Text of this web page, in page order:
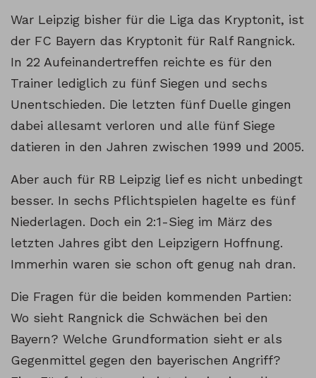
War Leipzig bisher für die Liga das Kryptonit, ist
der FC Bayern das Kryptonit für Ralf Rangnick.
In 22 Aufeinandertreffen reichte es für den
Trainer lediglich zu fünf Siegen und sechs
Unentschieden. Die letzten fünf Duelle gingen
dabei allesamt verloren und alle fünf Siege
datieren in den Jahren zwischen 1999 und 2005.
Aber auch für RB Leipzig lief es nicht unbedingt
besser. In sechs Pflichtspielen hagelte es fünf
Niederlagen. Doch ein 2:1-Sieg im März des
letzten Jahres gibt den Leipzigern Hoffnung.
Immerhin waren sie schon oft genug nah dran.
Die Fragen für die beiden kommenden Partien:
Wo sieht Rangnick die Schwächen bei den
Bayern? Welche Grundformation sieht er als
Gegenmittel gegen den bayerischen Angriff?